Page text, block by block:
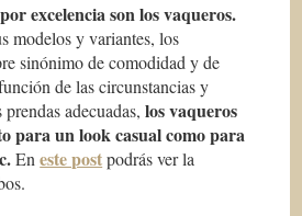
excelencia son los vaqueros.
modelos y variantes, los
sinónimo de comodidad y de
de las circunstancias y
adecuadas,los vaqueros
para un look casual como para
Eneste postpodrás ver la